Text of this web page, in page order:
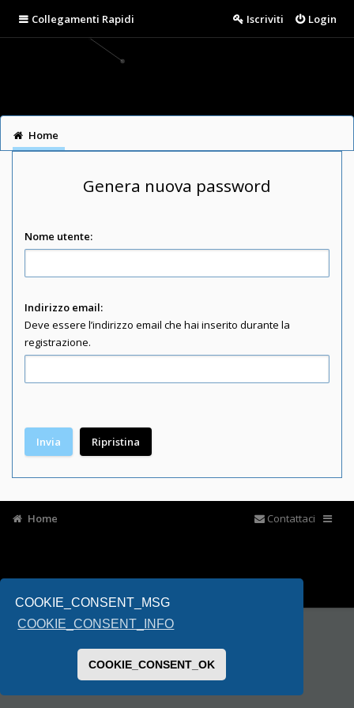
COOKIE_CONSENT_MSG
COOKIE_CONSENT_INFO
COOKIE_CONSENT_OK
Collegamenti Rapidi Login
Iscriviti
Home
Genera nuova password
Nome utente:
Indirizzo email:
Deve essere l’indirizzo email che hai inserito durante la
registrazione.
Home Contattaci